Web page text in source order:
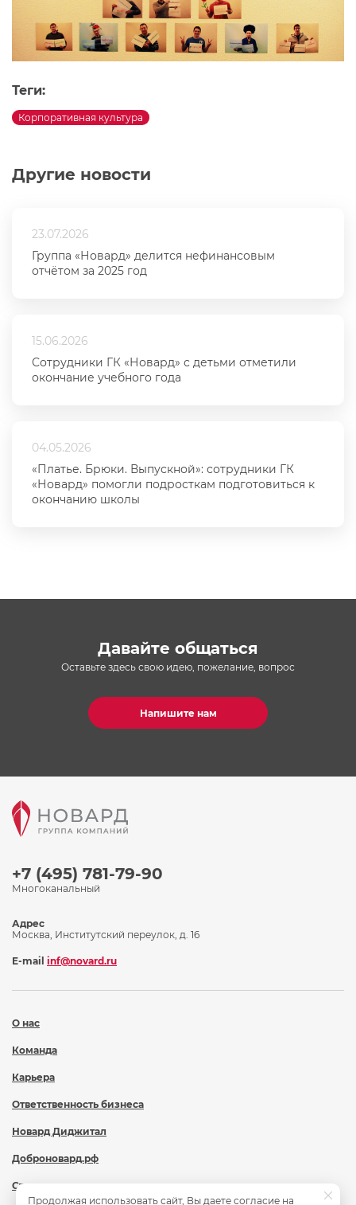
Другие новости
23.07.2026
Группа «Новард» делится нефинансовым
отчётом за 2025 год
15.06.2026
Сотрудники ГК «Новард» с детьми отметили
окончание учебного года
04.05.2026
«Платье. Брюки. Выпускной»: сотрудники ГК
«Новард» помогли подросткам подготовиться к
окончанию школы
Теги:
Корпоративная культура
Давайте общаться
Оставьте здесь свою идею, пожелание, вопрос
Напишите нам
+7 (495) 781-79-90
Многоканальный
О нас
Команда
Карьера
Ответственность бизнеса
Новард Диджитал
Доброновард.рф
Статьи
Адрес
Москва, Институтский переулок, д. 16
E-mail inf@novard.ru
Продолжая использовать сайт, Вы даете согласие на